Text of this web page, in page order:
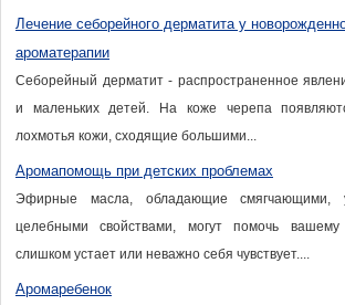
Лечение себорейного дерматита у
ароматерапии
Себорейный дерматит - распространенное
и маленьких детей. На коже черепа
лохмотья кожи, сходящие большими...
Аромапомощь при детских проблемах
Эфирные масла, обладающие смягчающими,
целебными свойствами, могут помочь вашему
слишком устает или неважно себя чувствует....
Аромаребенок